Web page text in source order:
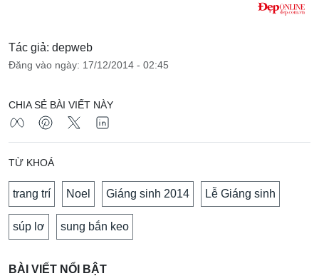
Tác giả: depweb
Đăng vào ngày: 17/12/2014 - 02:45
CHIA SẺ BÀI VIẾT NÀY
TỪ KHOÁ
trang trí Noel Giáng sinh 2014 Lễ Giáng sinh
súp lơ sung bắn keo
BÀI VIẾT NỔI BẬT